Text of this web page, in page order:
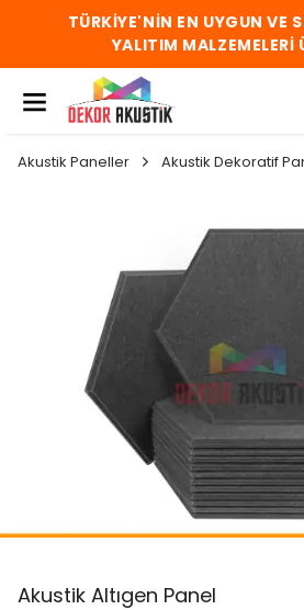
TÜRKİYE'NİN EN UYGUN VE
YALITIM MALZEMELERİ
Akustik Paneller Akustik Dekoratif
Akustik Altıgen Panel